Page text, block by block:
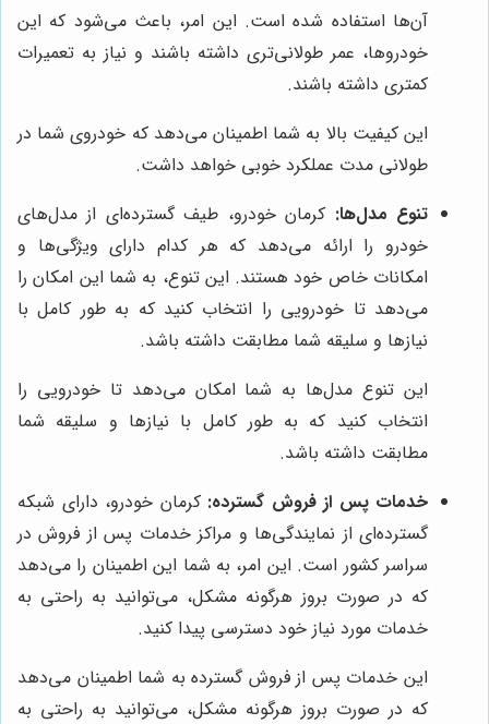
آن‌ها استفاده شده است. این امر، باعث می‌شود که این
خودروها، عمر طولانی‌تری داشته باشند و نیاز به تعمیرات
کمتری داشته باشند.
این کیفیت بالا به شما اطمینان می‌دهد که خودروی شما در
طولانی مدت عملکرد خوبی خواهد داشت.
تنوع مدل‌ها: کرمان خودرو، طیف گسترده‌ای از مدل‌های
خودرو را ارائه می‌دهد که هر کدام دارای ویژگی‌ها و
امکانات خاص خود هستند. این تنوع، به شما این امکان را
می‌دهد تا خودرویی را انتخاب کنید که به طور کامل با
نیازها و سلیقه شما مطابقت داشته باشد.
این تنوع مدل‌ها به شما امکان می‌دهد تا خودرویی را
انتخاب کنید که به طور کامل با نیازها و سلیقه شما
مطابقت داشته باشد.
خدمات پس از فروش گسترده: کرمان خودرو، دارای شبکه
گسترده‌ای از نمایندگی‌ها و مراکز خدمات پس از فروش در
سراسر کشور است. این امر، به شما این اطمینان را می‌دهد
که در صورت بروز هرگونه مشکل، می‌توانید به راحتی به
خدمات مورد نیاز خود دسترسی پیدا کنید.
این خدمات پس از فروش گسترده به شما اطمینان می‌دهد
که در صورت بروز هرگونه مشکل، می‌توانید به راحتی به